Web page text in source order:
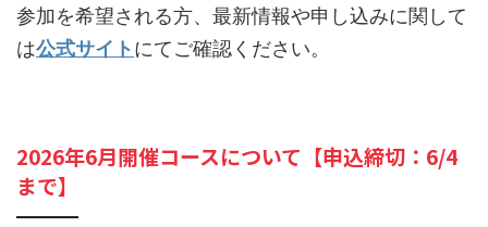
参加を希望される方、最新情報や申し込みに関して
は公式サイトにてご確認ください。
2026年6月開催コースについて【申込締切：6/4
まで】